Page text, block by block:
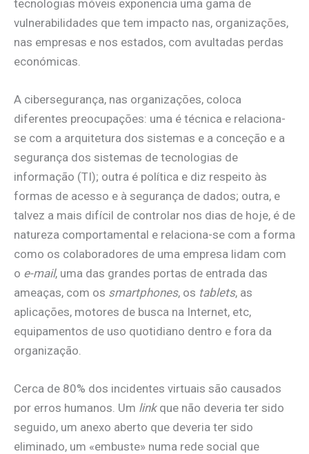
tecnologias móveis exponencia uma gama de
vulnerabilidades que tem impacto nas, organizações,
nas empresas e nos estados, com avultadas perdas
económicas.
A cibersegurança, nas organizações, coloca
diferentes preocupações: uma é técnica e relaciona-
se com a arquitetura dos sistemas e a conceção e a
segurança dos sistemas de tecnologias de
informação (TI); outra é política e diz respeito às
formas de acesso e à segurança de dados; outra, e
talvez a mais difícil de controlar nos dias de hoje, é de
natureza comportamental e relaciona-se com a forma
como os colaboradores de uma empresa lidam com
o e-mail, uma das grandes portas de entrada das
ameaças, com os smartphones, os tablets, as
aplicações, motores de busca na Internet, etc,
equipamentos de uso quotidiano dentro e fora da
organização.
Cerca de 80% dos incidentes virtuais são causados
por erros humanos. Um linkque não deveria ter sido
seguido, um anexo aberto que deveria ter sido
eliminado, um «embuste» numa rede social que